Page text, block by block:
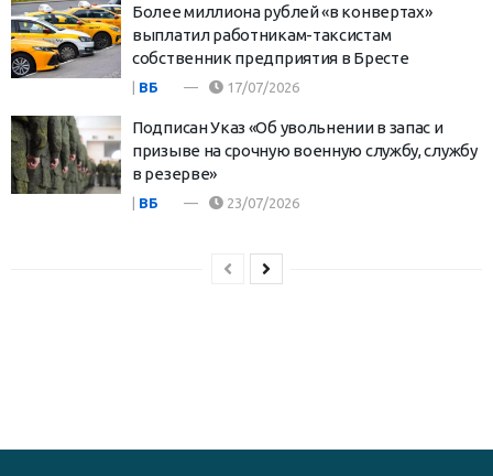
Более миллиона рублей «в конвертах»
выплатил работникам-таксистам
собственник предприятия в Бресте
| ВБ 17/07/2026
Подписан Указ «Об увольнении в запас и
призыве на срочную военную службу, службу
в резерве»
| ВБ 23/07/2026